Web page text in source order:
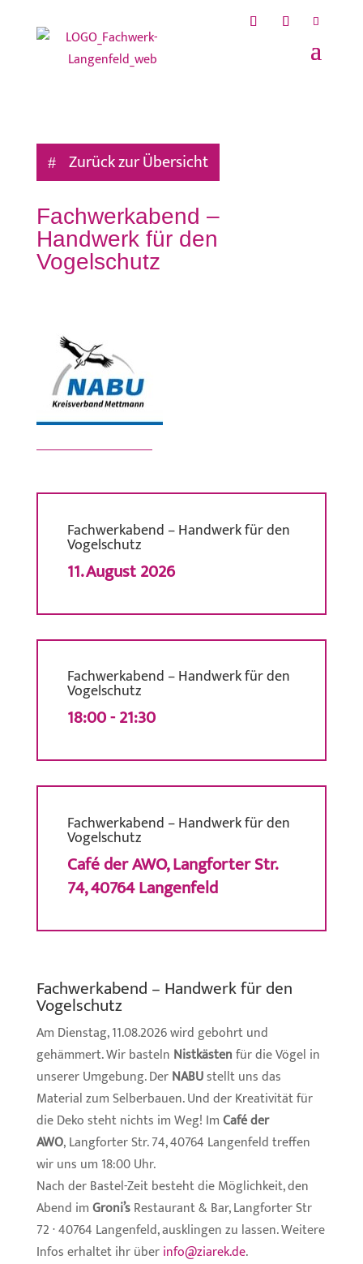
Zurück zur Übersicht
Fachwerkabend –
Handwerk für den
Vogelschutz
Fachwerkabend – Handwerk für den
Vogelschutz
11. August 2026
Fachwerkabend – Handwerk für den
Vogelschutz
18:00 - 21:30
Fachwerkabend – Handwerk für den
Vogelschutz
Café der AWO, Langforter Str.
74, 40764 Langenfeld
Fachwerkabend – Handwerk für den
Vogelschutz
Am Dienstag, 11.08.2026 wird gebohrt und
gehämmert. Wir basteln Nistkästenfür die Vögel in
unserer Umgebung. DerNABUstellt uns das
Material zum Selberbauen. Und der Kreativität für
die Deko steht nichts im Weg! ImCafé der
AWO,Langforter Str. 74, 40764 Langenfeld treffen
wir uns um 18:00 Uhr.
Nach der Bastel-Zeit besteht die Möglichkeit, den
Abend imGroni’sRestaurant & Bar, Langforter Str
72 · 40764 Langenfeld, ausklingen zu lassen. Weitere
Infos erhaltet ihr überinfo@ziarek.de.